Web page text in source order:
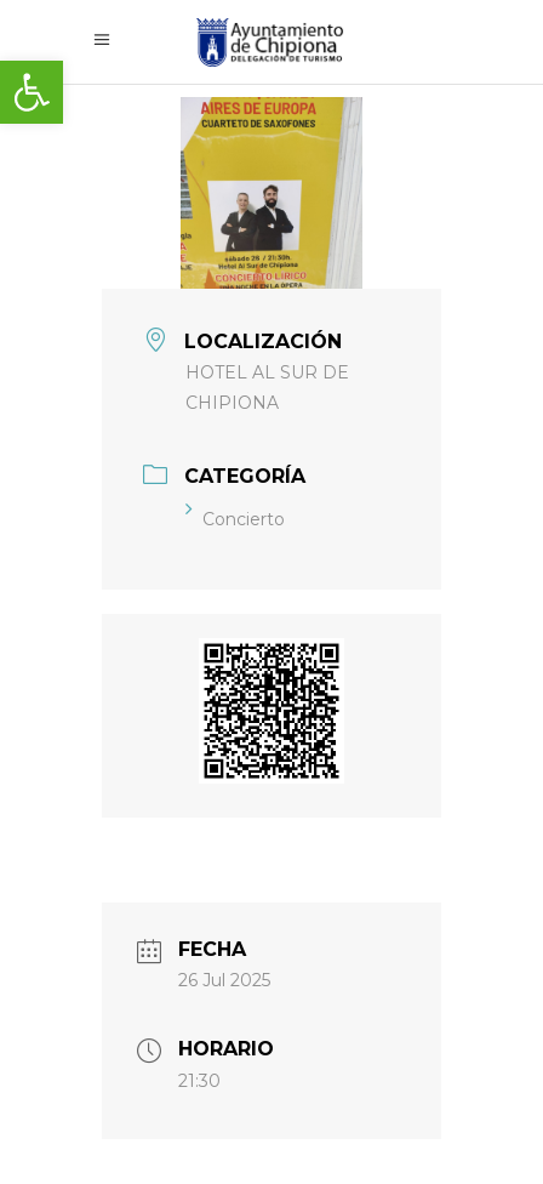
Abrir barra de herramientas
LOCALIZACIÓN
HOTEL AL SUR DE
CHIPIONA
CATEGORÍA
Concierto
FECHA
26 Jul 2025
HORARIO
21:30